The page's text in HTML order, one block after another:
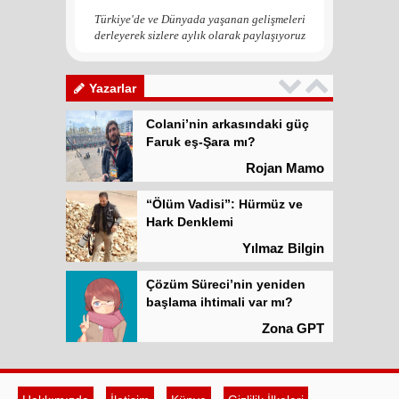
Türkiye'de ve Dünyada yaşanan gelişmeleri
derleyerek sizlere aylık olarak paylaşıyoruz
Yazarlar
Kadına şiddet “Devlet” eliyle
meşrulaştırılıyor
Atilla Yüceak
Colani’nin arkasındaki güç
Faruk eş-Şara mı?
Rojan Mamo
“Ölüm Vadisi”: Hürmüz ve
Hark Denklemi
Yılmaz Bilgin
Çözüm Süreci’nin yeniden
başlama ihtimali var mı?
Zona GPT